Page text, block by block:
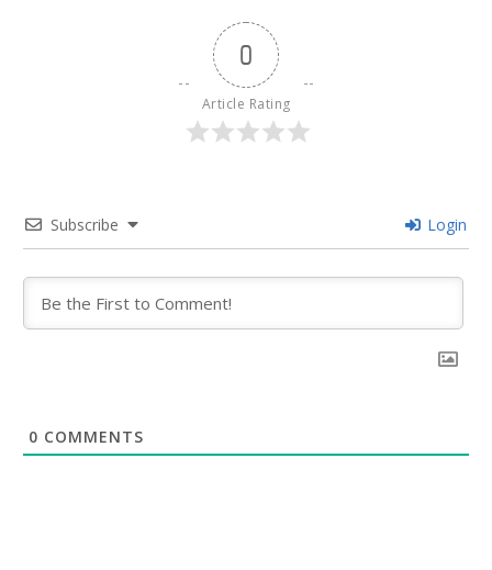
0
Article Rating
Subscribe Login
0 COMMENTS